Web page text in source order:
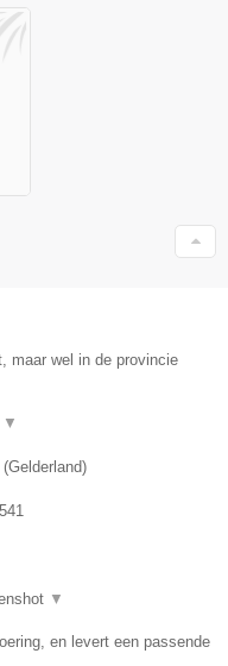
maar wel in de provincie
▼
(Gelderland)
▼
en levert een passende